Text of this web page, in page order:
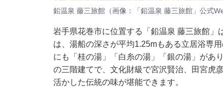
鉛温泉 藤三旅館（画像：「鉛温泉 藤三旅館」公式
岩手県花巻市に位置する「鉛温泉 藤三旅館
は、湯船の深さが平均1.25mもある立居浴専
にも「桂の湯」「白糸の湯」「銀の湯」があ
の三階建てで、文化財級で宮沢賢治、田宮虎
活かした伝統の味が堪能できます。